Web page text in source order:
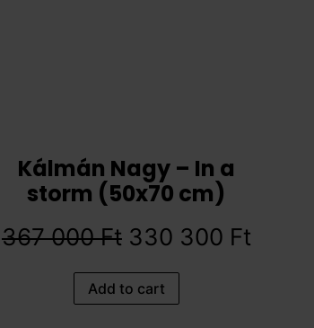
Kálmán Nagy – In a
storm (50x70 cm)
367 000Ft 330 300 Ft
Add to cart